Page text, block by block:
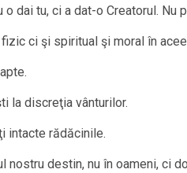
o dai tu, ci a dat-o Creatorul.
ci şi spiritual şi moral în
la discreţia vânturilor.
intacte rădăcinile.
nostru destin, nu în oameni, ci